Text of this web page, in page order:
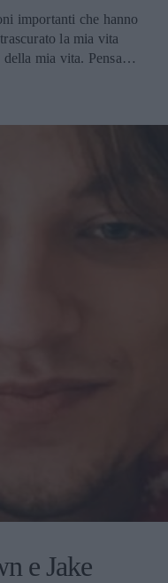
importanti che hanno
la mia vita
mia vita. Pensavo
e Jake